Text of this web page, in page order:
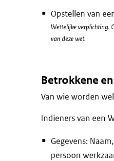
Opstellen van
Wettelijke verplichting.
van deze wet.
Betrokkene
Van wie worden
Indieners van een
Gegevens:
persoon